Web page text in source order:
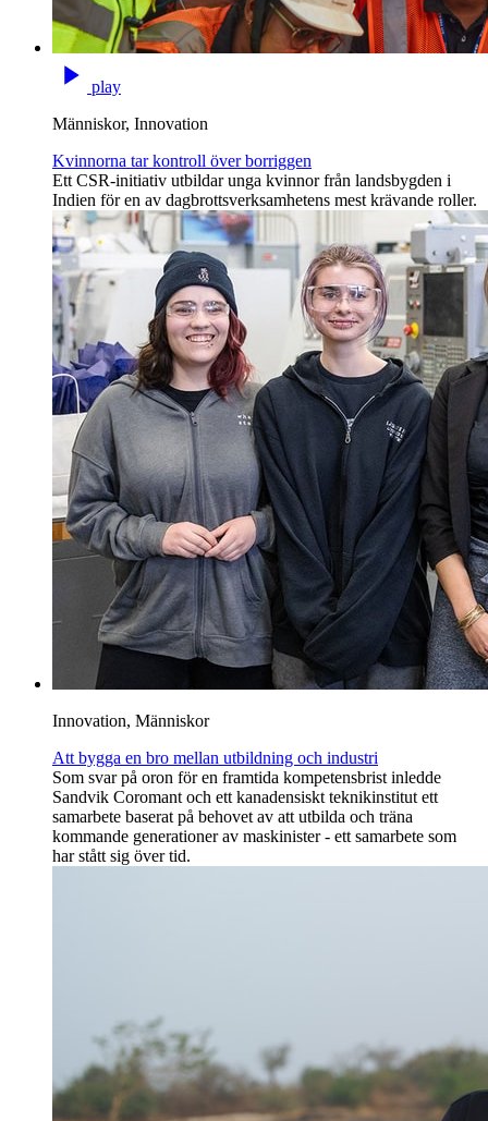
play
Människor, Innovation
Kvinnorna tar kontroll över borriggen
Ett CSR-initiativ utbildar unga kvinnor från landsbygden i
Indien för en av dagbrottsverksamhetens mest krävande roller.
Innovation, Människor
Att bygga en bro mellan utbildning och industri
Som svar på oron för en framtida kompetensbrist inledde
Sandvik Coromant och ett kanadensiskt teknikinstitut ett
samarbete baserat på behovet av att utbilda och träna
kommande generationer av maskinister - ett samarbete som
har stått sig över tid.